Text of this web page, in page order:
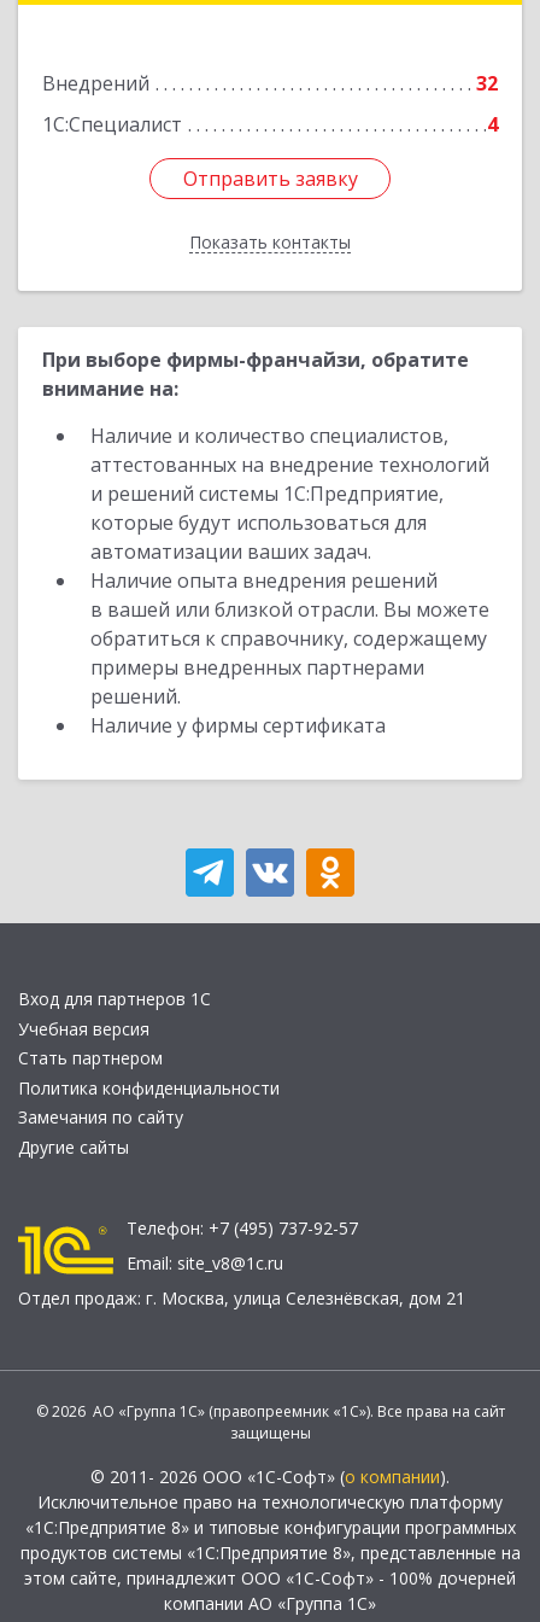
Внедрений
32
1С:Специалист
4
Отправить заявку
Показать контакты
Отправить заявку
Назад
При выборе фирмы-франчайзи, обратите
внимание на:
Наличие и количество специалистов,
аттестованных на внедрение технологий
и решений системы 1С:Предприятие,
которые будут использоваться для
автоматизации ваших задач.
Наличие опыта внедрения решений
в вашей или близкой отрасли. Вы можете
обратиться к справочнику, содержащему
примеры внедренных партнерами
решений.
Наличие у фирмы сертификата
Вход для партнеров 1С
Учебная версия
Стать партнером
Политика конфиденциальности
Замечания по сайту
Другие сайты
Телефон: +7 (495) 737-92-57
Email: site_v8@1c.ru
Отдел продаж: г. Москва, улица Селезнёвская, дом 21
© 2026 АО «Группа 1С» (правопреемник «1С»). Все права на сайт
защищены
© 2011- 2026 ООО «1С-Софт» (о компании).
Исключительное право на технологическую платформу
«1С:Предприятие 8» и типовые конфигурации программных
продуктов системы «1С:Предприятие 8», представленные на
этом сайте, принадлежит ООО «1С-Софт» - 100% дочерней
компании АО «Группа 1С»